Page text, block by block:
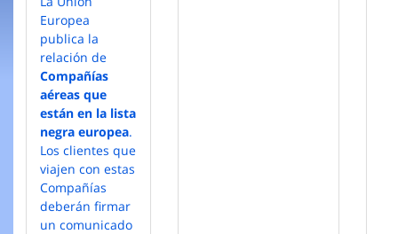
Europea
publica la
relación de
Compañías
aéreas que
están en la lista
negra europea.
Los clientes que
viajen con estas
Compañías
deberán firmar
un comunicado